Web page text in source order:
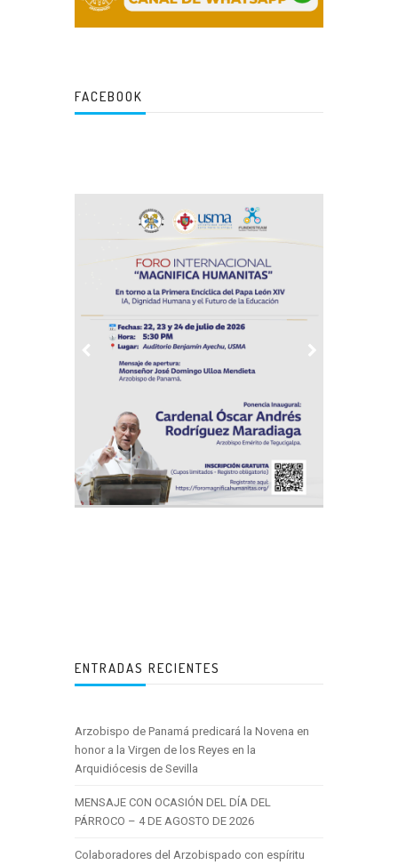
FACEBOOK
ENTRADAS RECIENTES
Arzobispo de Panamá predicará la Novena en
honor a la Virgen de los Reyes en la
Arquidiócesis de Sevilla
MENSAJE CON OCASIÓN DEL DÍA DEL
PÁRROCO – 4 DE AGOSTO DE 2026
Colaboradores del Arzobispado con espíritu